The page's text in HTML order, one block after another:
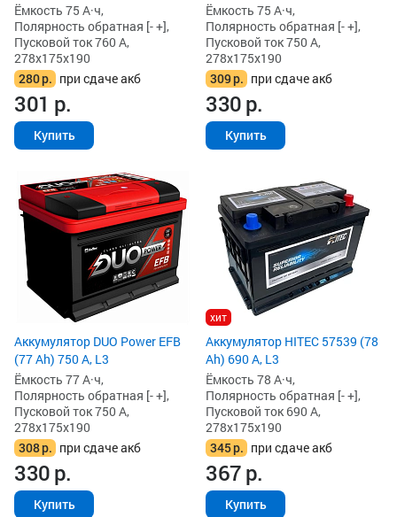
Ёмкость 75 А·ч,
Полярность обратная [- +],
Пусковой ток 760 А,
278x175x190
280р. при сдаче акб
301 р.
Купить
Ёмкость 75 А·ч,
Полярность обратная [- +],
Пусковой ток 750 А,
278x175x190
309р. при сдаче акб
330р.
Купить
Аккумулятор DUO Power EFB
(77 Ah) 750 А, L3
Ёмкость 77 А·ч,
Полярность обратная [- +],
Пусковой ток 750 А,
278x175x190
308р. при сдаче акб
330р.
Купить
хит
Аккумулятор HITEC 57539 (78
Ah) 690 А, L3
Ёмкость 78 А·ч,
Полярность обратная [- +],
Пусковой ток 690 А,
278x175x190
345р. при сдаче акб
367р.
Купить